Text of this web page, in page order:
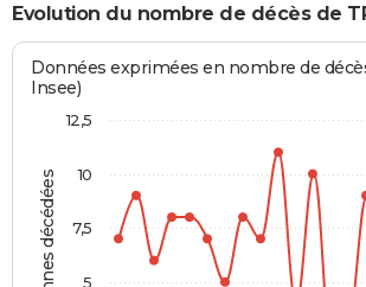
Evolution du nombre de décès de
Données exprimées en nombre de
Insee)
5
7,5
10
12,5